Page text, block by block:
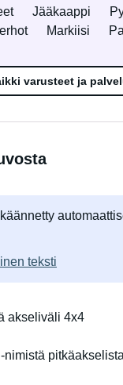
Jääkaappi
Markiisi
varusteet ja
teksti
akseliväli 4x4